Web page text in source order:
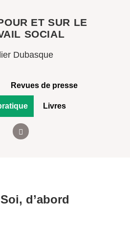
ET SUR LE
SOCIAL
Dubasque
Revues de presse
Livres
d’abord